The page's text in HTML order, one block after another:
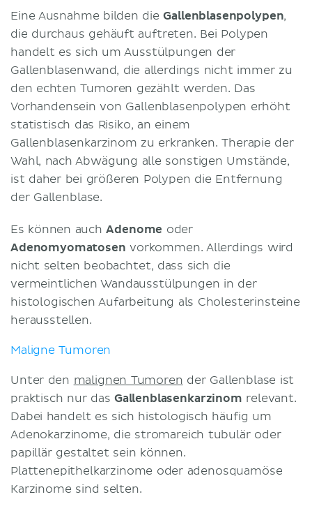
Eine Ausnahme bilden dieGallenblasenpolypen,
die durchaus gehäuft auftreten. Bei Polypen
handelt es sich um Ausstülpungen der
Gallenblasenwand, die allerdings nicht immer zu
den echten Tumoren gezählt werden. Das
Vorhandensein von Gallenblasenpolypen erhöht
statistisch das Risiko, an einem
Gallenblasenkarzinom zu erkranken. Therapie der
Wahl, nach Abwägung alle sonstigen Umstände,
ist daher bei größeren Polypen die Entfernung
der Gallenblase.
Es können auchAdenome oder
Adenomyomatosenvorkommen. Allerdings wird
nicht selten beobachtet, dass sich die
vermeintlichen Wandausstülpungen in der
histologischen Aufarbeitung als Cholesterinsteine
herausstellen.
Maligne Tumoren
Unter den malignen Tumoren der Gallenblase ist
praktisch nur das Gallenblasenkarzinom relevant.
Dabei handelt es sich histologisch häufig um
Adenokarzinome, die stromareich tubulär oder
papillär gestaltet sein können.
Plattenepithelkarzinome oder adenosquamöse
Karzinome sind selten.